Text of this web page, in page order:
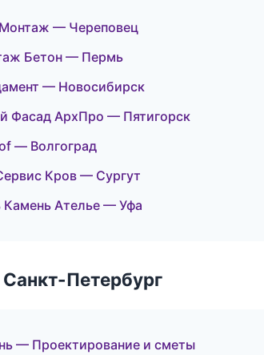
— Череповец
Бетон — Пермь
— Новосибирск
Фасад АрхПро — Пятигорск
— Волгоград
Кров — Сургут
Камень Ателье — Уфа
Петербург
— Проектирование и сметы